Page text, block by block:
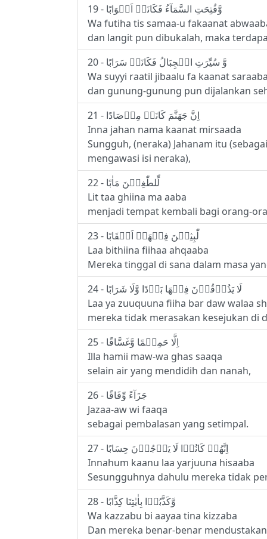
Wa futiha tis samaa-u fakaanat
dan langit pun dibukalah, maka
Wa suyyi raatil jibaalu fa kaanat
dan gunung-gunung pun dijalankan
Inna jahan nama kaanat mirsaada
Sungguh, (neraka) Jahanam itu
mengawasi isi neraka),
Lit taa ghiina ma aaba
menjadi tempat kembali bagi orang-
Laa bithiina fiihaa ahqaaba
Mereka tinggal di sana dalam masa
Laa ya zuuquuna fiiha bar daw walaa
mereka tidak merasakan kesejukan di
Illa hamii maw-wa ghas saaqa
selain air yang mendidih dan nanah,
Jazaa-aw wi faaqa
sebagai pembalasan yang setimpal.
Innahum kaanu laa yarjuuna hisaaba
Sesungguhnya dahulu mereka tidak
Wa kazzabu bi aayaa tina kizzaba
Dan mereka benar-benar